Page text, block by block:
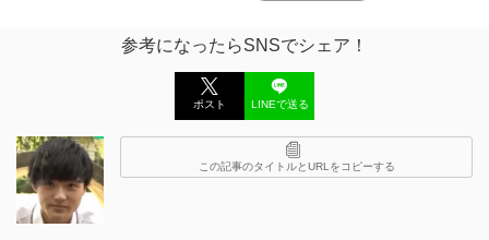
参考になったらSNSでシェア！
ポスト LINEで送る
この記事のタイトルとURLをコピーする